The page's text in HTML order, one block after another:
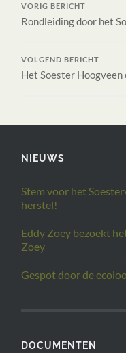
VORIG BERICHT
Rondleiding door het
VOLGEND BERICHT
Het Soester
NIEUWS
Stem voor het
herstel!
Eddy Zoey bezoekt
Zoey
Gespot door de
DOCUMENTEN